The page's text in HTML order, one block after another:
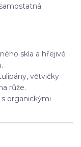
skla a hřejivé
větvičky
růže.
organickými